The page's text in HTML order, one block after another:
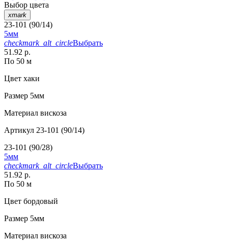
Выбор цвета
xmark
23-101 (90/14)
5мм
checkmark_alt_circleВыбрать
51.92 р.
По 50 м
Цвет хаки
Размер 5мм
Материал вискоза
Артикул 23-101 (90/14)
23-101 (90/28)
5мм
checkmark_alt_circleВыбрать
51.92 р.
По 50 м
Цвет бордовый
Размер 5мм
Материал вискоза